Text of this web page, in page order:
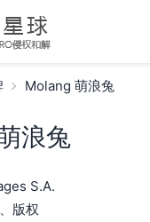
Molang 萌浪兔
浪兔
S.A.
版权